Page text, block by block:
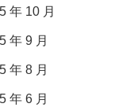
年 10 月
年 9 月
年 8 月
年 6 月